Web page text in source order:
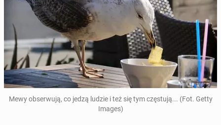
Mewy ob­ser­wu­ją, co jedzą ludzie i też się tym czę­stu­ją... (Fot. Getty
Images)